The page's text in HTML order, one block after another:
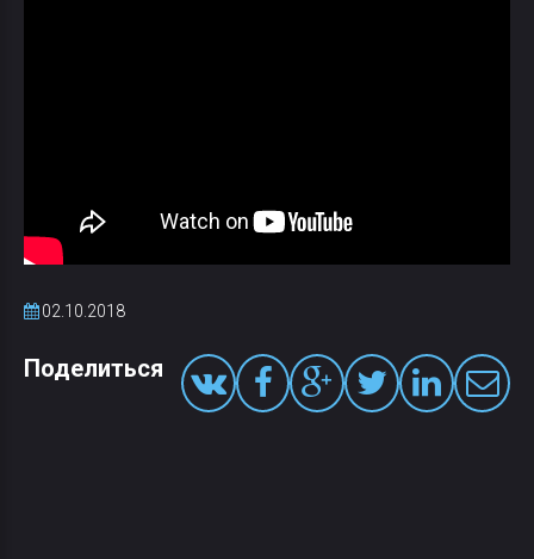
02.10.2018
Поделиться